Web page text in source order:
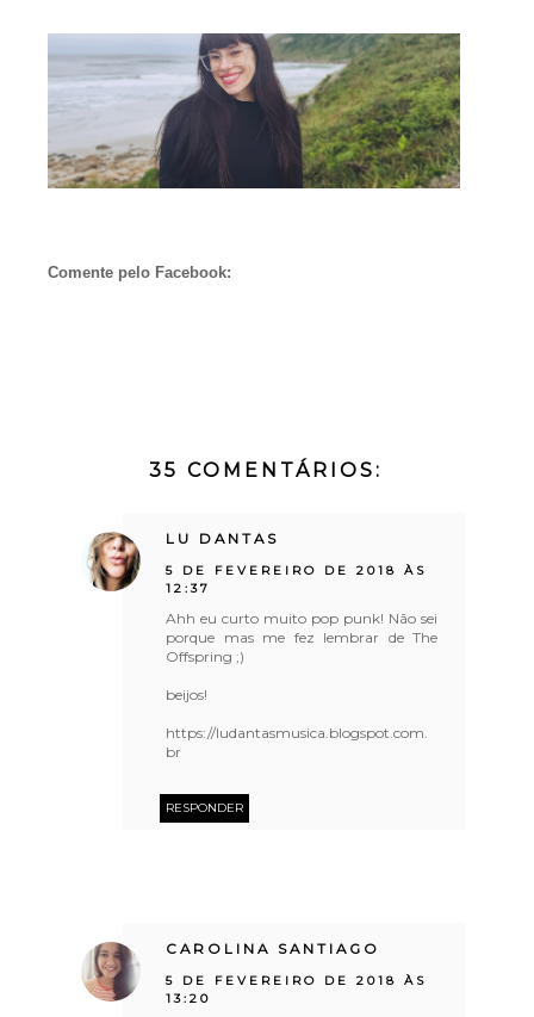
Comente pelo Facebook:
35 COMENTÁRIOS:
LU DANTAS
5 DE FEVEREIRO DE 2018 ÀS
12:37
Ahh eu curto muito pop punk! Não sei
porque mas me fez lembrar de The
Offspring ;)
beijos!
https://ludantasmusica.blogspot.com.
br
RESPONDER
CAROLINA SANTIAGO
5 DE FEVEREIRO DE 2018 ÀS
13:20